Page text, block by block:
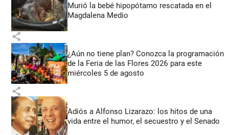
Murió la bebé hipopótamo rescatada en el
Magdalena Medio
share
¿Aún no tiene plan? Conozca la programación
de la Feria de las Flores 2026 para este
miércoles 5 de agosto
share
Adiós a Alfonso Lizarazo: los hitos de una
vida entre el humor, el secuestro y el Senado